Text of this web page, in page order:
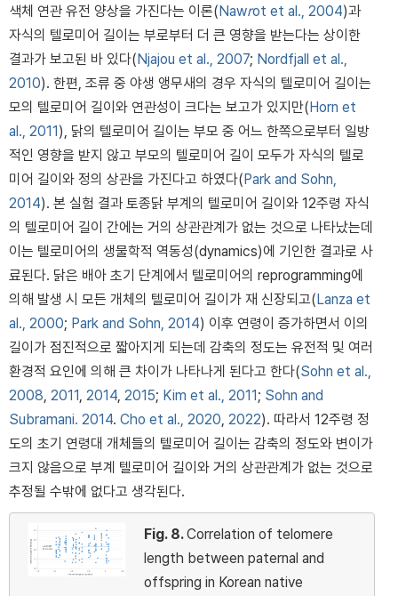
색체 연관 유전 양상을 가진다는 이론(Nawrot et al., 2004)과
자식의 텔로미어 길이는 부로부터 더 큰 영향을 받는다는 상이한
결과가 보고된 바 있다(Njajou et al., 2007; Nordfjall et al.,
2010). 한편, 조류 중 야생 앵무새의 경우 자식의 텔로미어 길이는
모의 텔로미어 길이와 연관성이 크다는 보고가 있지만(Horn et
al., 2011), 닭의 텔로미어 길이는 부모 중 어느 한쪽으로부터 일방
적인 영향을 받지 않고 부모의 텔로미어 길이 모두가 자식의 텔로
미어 길이와 정의 상관을 가진다고 하였다(Park and Sohn,
2014). 본 실험 결과 토종닭 부계의 텔로미어 길이와 12주령 자식
의 텔로미어 길이 간에는 거의 상관관계가 없는 것으로 나타났는데
이는 텔로미어의 생물학적 역동성(dynamics)에 기인한 결과로 사
료된다. 닭은 배아 초기 단계에서 텔로미어의 reprogramming에
의해 발생 시 모든 개체의 텔로미어 길이가 재 신장되고(Lanza et
al., 2000; Park and Sohn, 2014) 이후 연령이 증가하면서 이의
길이가 점진적으로 짧아지게 되는데 감축의 정도는 유전적 및 여러
환경적 요인에 의해 큰 차이가 나타나게 된다고 한다(Sohn et al.,
2008, 2011, 2014, 2015; Kim et al., 2011; Sohn and
Subramani. 2014. Cho et al., 2020, 2022). 따라서 12주령 정
도의 초기 연령대 개체들의 텔로미어 길이는 감축의 정도와 변이가
크지 않음으로 부계 텔로미어 길이와 거의 상관관계가 없는 것으로
추정될 수밖에 없다고 생각된다.
Fig. 8.Correlation of telomere
length between paternal and
offspring in Korean native